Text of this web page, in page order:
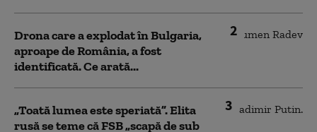
2
Drona care a explodat în Bulgaria,
aproape de România, a fost
identificată. Ce arată...
3
„Toată lumea este speriată”. Elita
rusă se teme că FSB „scapă de sub